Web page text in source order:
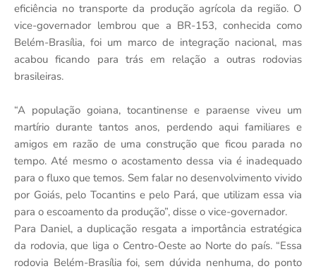
eficiência no transporte da produção agrícola da região. O
vice-governador lembrou que a BR-153, conhecida como
Belém-Brasília, foi um marco de integração nacional, mas
acabou ficando para trás em relação a outras rodovias
brasileiras.
“A população goiana, tocantinense e paraense viveu um
martírio durante tantos anos, perdendo aqui familiares e
amigos em razão de uma construção que ficou parada no
tempo. Até mesmo o acostamento dessa via é inadequado
para o fluxo que temos. Sem falar no desenvolvimento vivido
por Goiás, pelo Tocantins e pelo Pará, que utilizam essa via
para o escoamento da produção”, disse o vice-governador.
Para Daniel, a duplicação resgata a importância estratégica
da rodovia, que liga o Centro-Oeste ao Norte do país. “Essa
rodovia Belém-Brasília foi, sem dúvida nenhuma, do ponto